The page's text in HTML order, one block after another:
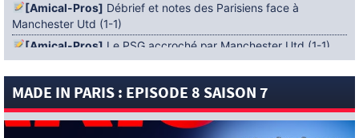
[Amical-Pros] Débrief et notes des Parisiens face à
Manchester Utd (1-1)
[Amical-Pros] Le PSG accroché par Manchester Utd (1-1)
5 AOÛT 2026
[News-Pros]Le Barça aurait fixé une deadline au PSG dans
MADE IN PARIS : EPISODE 8 SAISON 7